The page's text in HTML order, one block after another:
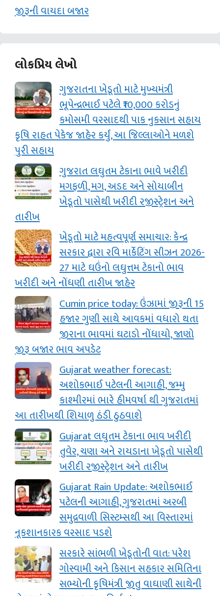
જીરૂની વાયદા બજાર
લોકપ્રિય લેખો
ગુજરાતના ખેડૂતો માટે મુખ્યમંત્રી
ભૂપેન્દ્રભાઈ પટેલે ₹10,000 કરોડનું
કમોસમી વરસાદથી પાક નુકસાન સહાય
કૃષિ રાહત પેકેજ જાહેર કર્યું, આ જિલ્લાઓને મળશે
પુરી સહાય
ગુજરાત લઘુતમ ટેકાના ભાવે ખરીદી
મગફળી, મગ, અડદ અને સોયાબીન
ખેડૂતો પાસેથી ખરીદી રજીસ્ટ્રેશન અને
તારીખ
ખેડૂતો માટે મહત્વપૂર્ણ સમાચાર: કેન્દ્ર
સરકાર દ્વારા રવિ માર્કેટિંગ સીઝન 2026-
27 માટે ઘઉંનો લઘુત્તમ ટેકાનો ભાવ
ખરીદી અને નોંધણી તારીખ જાહેર
Cumin price today: ઉંઝામાં જીરૂની 15
હજાર ગુણી સાથે આવકમાં વધારો થતા
જીરાના ભાવમાં ઘટાડો નોંધાયો, જાણો
જીરૂ બજાર ભાવ અપડેટ
Gujarat weather forecast:
અશોકભાઈ પટેલની આગાહી, જમ્‍મુ
કાશ્‍મીરમાં ભારે હીમવર્ષા થી ગુજરાતમાં
આ તારીખથી શિયાળુ ઠંડી ઠુઠવાશે
Gujarat લઘુતમ ટેકાના ભાવ ખરીદી
તુવેર, ચણા અને રાયડાના ખેડૂતો પાસેથી
ખરીદી રજીસ્ટ્રેશન અને તારીખ
Gujarat Rain Update: અશોકભાઈ
પટેલની આગાહી, ગુજરાતમાં અરબી
સમુદ્રવાળી સિસ્‍ટમ્‍સથી આ વિસ્તારમાં
નૂકશાનકારક વરસાદ પડશે
સરકારે સાંભળી ખેડૂતોની વાત: પરેશ
ગોસ્વામી અને કિસાન સહકાર સમિતિના
સભ્યોની કૃષિમંત્રી જીતુ વાઘાણી સાથેની